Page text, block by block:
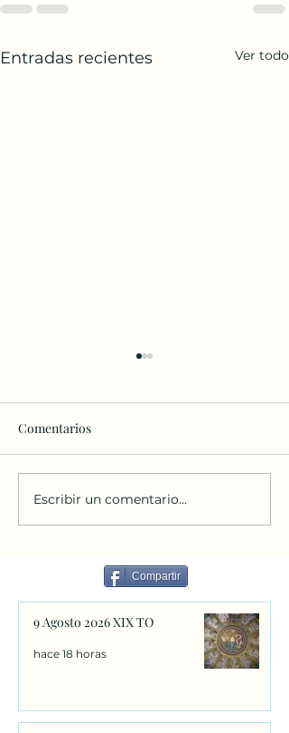
Entradas recientes Ver todo
Comenzamos grupo de
Confirmación/Bautismo
Comentarios
Escribir un comentario...
Compartir
9 Agosto 2026 XIX TO
hace 18 horas